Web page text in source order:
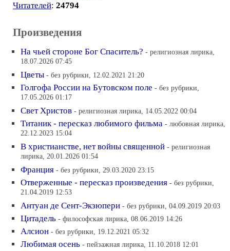
Читателей: 24794
Произведения
На чьей стороне Бог Спаситель? - религиозная лирика,
18.07.2026 07:45
Цветы - без рубрики, 12.02.2021 21:20
Голгофа России на Бутовском поле - без рубрики,
17.05.2026 01:17
Свет Христов - религиозная лирика, 14.05.2022 00:04
Титаник - пересказ любимого фильма - любовная лирика,
22.12.2023 15:04
В христианстве, нет войны священной - религиозная
лирика, 20.01.2026 01:54
Франция - без рубрики, 29.03.2020 23:15
Отверженные - пересказ произведения - без рубрики,
21.04.2019 12:53
Антуан де Сент-Экзюпери - без рубрики, 04.09.2019 20:03
Цитадель - философская лирика, 08.06.2019 14:26
Алсион - без рубрики, 19.12.2021 05:32
Любимая осень - пейзажная лирика, 11.10.2018 12:01